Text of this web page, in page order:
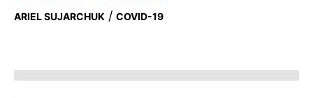
ARIEL SUJARCHUK / COVID-19